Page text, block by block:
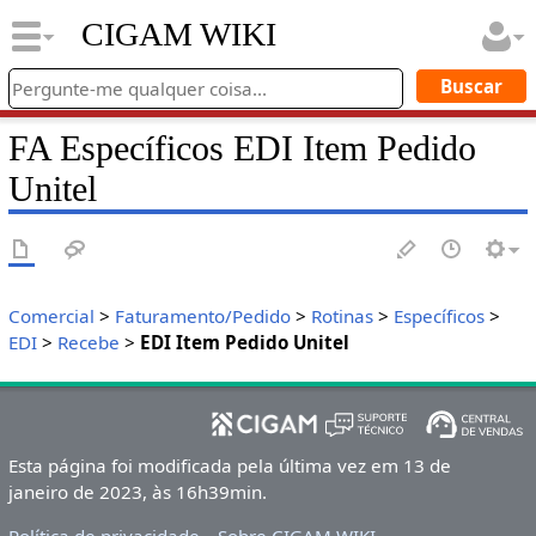
CIGAM WIKI
FA Específicos EDI Item Pedido
Unitel
Comercial > Faturamento/Pedido> Rotinas> Específicos>
EDI> Recebe > EDI Item Pedido Unitel
Esta página foi modificada pela última vez em 13 de
janeiro de 2023, às 16h39min.